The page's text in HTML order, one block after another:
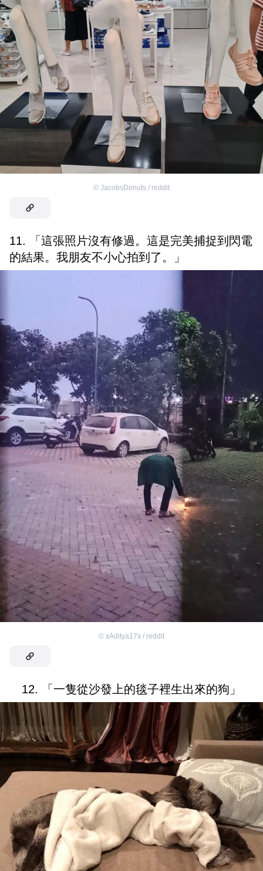
© JacobsDonuts / reddit
11. 「這張照片沒有修過。這是完美捕捉到閃電
的結果。我朋友不小心拍到了。」
© xAditya17x / reddit
12. 「一隻從沙發上的毯子裡生出來的狗」